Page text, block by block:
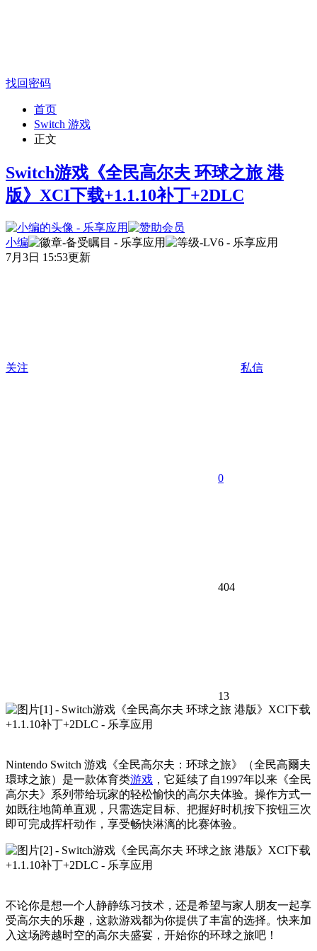
找回密码
首页
Switch 游戏
正文
Switch游戏《全民高尔夫 环球之旅 港
版》XCI下载+1.1.10补丁+2DLC
小编
7月3日 15:53更新
关注 私信
0
404
13
Nintendo Switch 游戏《全民高尔夫：环球之旅》（全民高爾夫
環球之旅）是一款体育类游戏 ，它延续了自1997年以来《全民
高尔夫》系列带给玩家的轻松愉快的高尔夫体验。操作方式一
如既往地简单直观，只需选定目标、把握好时机按下按钮三次
即可完成挥杆动作，享受畅快淋漓的比赛体验。
不论你是想一个人静静练习技术，还是希望与家人朋友一起享
受高尔夫的乐趣，这款游戏都为你提供了丰富的选择。快来加
入这场跨越时空的高尔夫盛宴，开始你的环球之旅吧！